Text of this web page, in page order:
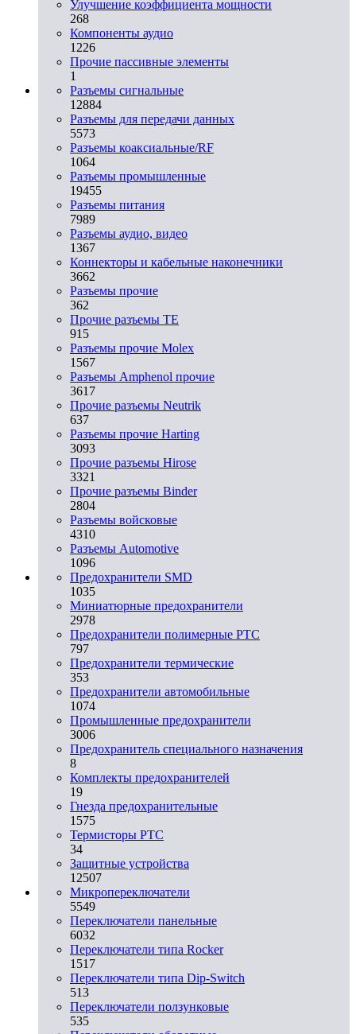
Улучшение коэффициента мощности
268
Компоненты аудио
1226
Прочие пассивные элементы
1
Разъeмы сигнальные
12884
Разъeмы для передачи данных
5573
Разъeмы коаксиальные/RF
1064
Разъeмы промышленные
19455
Разъeмы питания
7989
Разъeмы аудио, видео
1367
Коннекторы и кабельные наконечники
3662
Разъeмы прочие
362
Прочие разъемы TE
915
Разъемы прочие Molex
1567
Разъемы Amphenol прочие
3617
Прочие разъемы Neutrik
637
Разъемы прочие Harting
3093
Прочие разъемы Hirose
3321
Прочие разъемы Binder
2804
Разъемы войсковые
4310
Разъeмы Automotive
1096
Предохранители SMD
1035
Миниатюрные предохранители
2978
Предохранители полимерные PTC
797
Предохранители термические
353
Предохранители автомобильные
1074
Промышленные предохранители
3006
Предохранитель специального назначения
8
Комплекты предохранителей
19
Гнезда предохранительные
1575
Термисторы PTC
34
Защитные устройства
12507
Микропереключатели
5549
Переключатели панельные
6032
Переключатели типа Rocker
1517
Переключатели типа Dip-Switch
513
Переключатели ползунковые
535